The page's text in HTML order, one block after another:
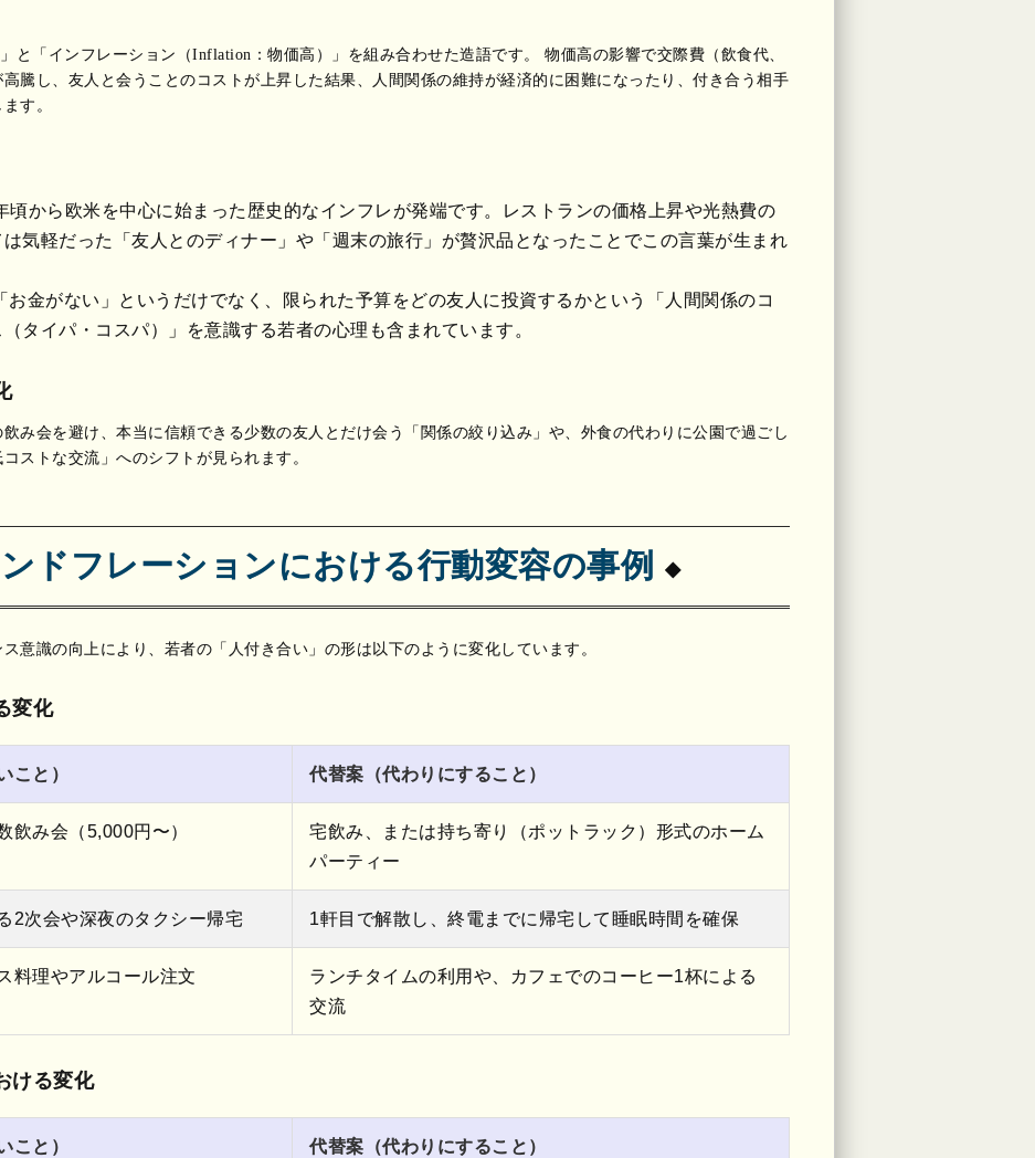
と「インフレーション（Inflation：物価高）」を組み合わせた造語です。 物価高の影響で交際費（飲食代、
騰し、友人と会うことのコストが上昇した結果、人間関係の維持が経済的に困難になったり、付き合う相手
す。
頃から欧米を中心に始まった歴史的なインフレが発端です。レストランの価格上昇や光熱費の
気軽だった「友人とのディナー」や「週末の旅行」が贅沢品となったことでこの言葉が生まれ
お金がない」というだけでなく、限られた予算をどの友人に投資するかという「人間関係のコ
タイパ・コスパ）」を意識する若者の心理も含まれています。
み会を避け、本当に信頼できる少数の友人とだけ会う「関係の絞り込み」や、外食の代わりに公園で過ごし
ストな交流」へのシフトが見られます。
ドフレーションにおける行動変容の事例
意識の向上により、若者の「人付き合い」の形は以下のように変化しています。
変化
こと） 代替案（代わりにすること）
飲み会（5,000円〜）
宅飲み、または持ち寄り（ポットラック）形式のホーム
パーティー
2次会や深夜のタクシー帰宅 1軒目で解散し、終電までに帰宅して睡眠時間を確保
料理やアルコール注文
ランチタイムの利用や、カフェでのコーヒー1杯による
交流
ける変化
こと） 代替案（代わりにすること）